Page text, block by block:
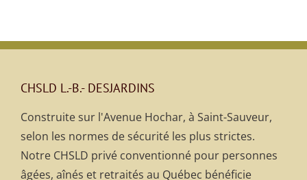
CHSLD L.-B.- DESJARDINS
Construite sur l'Avenue Hochar, à Saint-Sauveur,
selon les normes de sécurité les plus strictes.
Notre CHSLD privé conventionné pour personnes
âgées, aînés et retraités au Québec bénéficie